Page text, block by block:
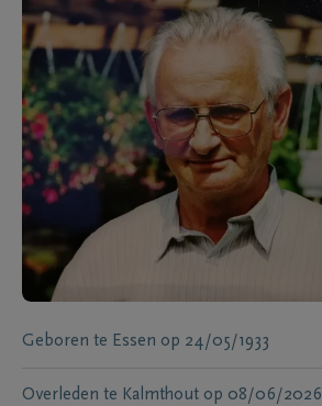
Geboren te Essen op 24/05/1933
Overleden te Kalmthout op 08/06/2026